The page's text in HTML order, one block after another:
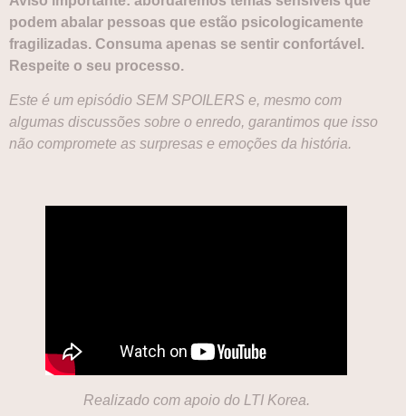
podem abalar pessoas que estão psicologicamente
fragilizadas. Consuma apenas se sentir confortável.
Respeite o seu processo.
Este é um episódio SEM SPOILERS e, mesmo com
algumas discussões sobre o enredo, garantimos que isso
não compromete as surpresas e emoções da história.
Realizado com apoio do LTI Korea.